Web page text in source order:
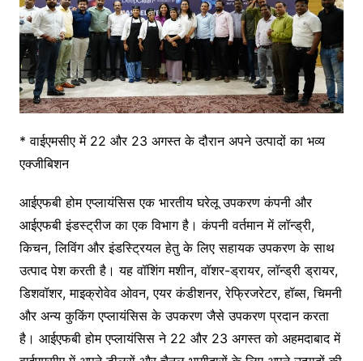
* वाईएमसीए में 22 और 23 अगस्त के दौरान अपने उत्पादों का भव्य
एक्जीबिशन
आईएफबी होम एप्लायंसिस एक भारतीय घरेलू उपकरण कंपनी और
आईएफबी इंडस्ट्रीज का एक विभाग है। कंपनी वर्तमान में लॉन्ड्री,
किचन, लिविंग और इंडस्ट्रियल हेतु के लिए सहायक उपकरण के साथ
उत्पाद पेश करती है। यह वॉशिंग मशीन, वॉशर-ड्रायर, लॉन्ड्री ड्रायर,
डिशवॉशर, माइक्रोवेव ओवन, एयर कंडीशनर, रेफ्रिजरेटर, हॉब्स, चिमनी
और अन्य कुकिंग एप्लायंसिस के उपकरण जैसे उपकरण प्रदान करता
है। आईएफबी होम एप्लायंसिस ने 22 और 23 अगस्त को अहमदाबाद में